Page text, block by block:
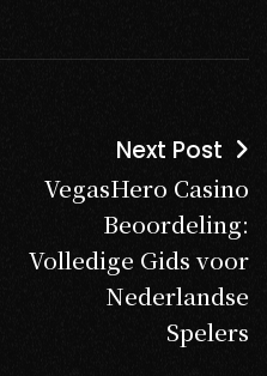
Next Post
VegasHero Casino
Beoordeling:
Volledige Gids voor
Nederlandse
Spelers